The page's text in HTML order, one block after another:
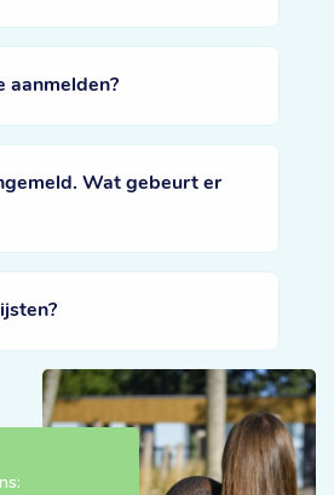
aanmelden?
Wat gebeurt er